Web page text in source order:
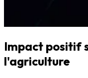
Impact positif
l'agriculture